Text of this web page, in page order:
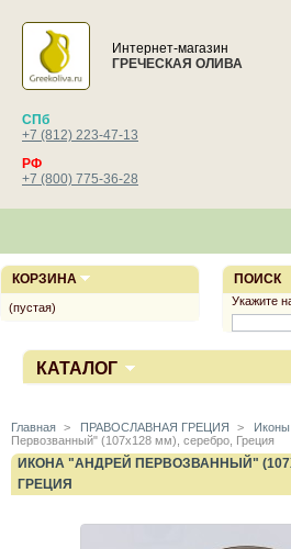
Интернет-магазин
ГРЕЧЕСКАЯ ОЛИВА
СПб
+7 (812) 223-47-13
РФ
+7 (800) 775-36-28
КАТАЛОГ
Главная > ПРАВОСЛАВНАЯ ГРЕЦИЯ > Иконы
Первозванный" (107х128 мм), серебро, Греция
ИКОНА "АНДРЕЙ ПЕРВОЗВАННЫЙ"
ГРЕЦИЯ
ПОИСК
Укажите
КОРЗИНА
(пустая)